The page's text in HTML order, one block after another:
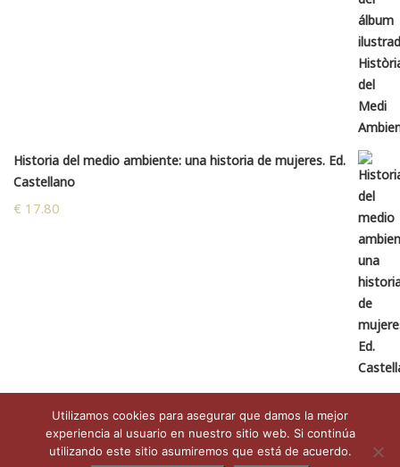
Historia del medio ambiente: una historia de mujeres. Ed.
Castellano
€ 17.80
Copyright © 2026 Natura y Cultura | Diseño web por Idital
Utilizamos cookies para asegurar que damos la mejor
experiencia al usuario en nuestro sitio web. Si continúa
utilizando este sitio asumiremos que está de acuerdo.